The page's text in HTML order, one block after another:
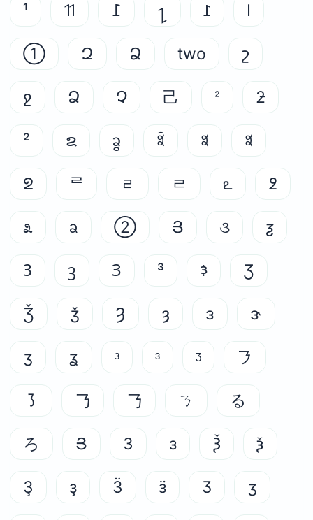
¹ ꔔ ߁ ႑ ꛬ Ι
① Զ Ձ two շ
ջ Ձ Չ ⼰ ᒾ ƻ
² ຂ ᦧ ꎾ ꎿ ꒺
ᘖ ᄅ ᆯ ㄹ ఽ ߶
೩ ᨡ ② Յ ૩ ƺ
Ꝫ ꝫ Ɜ ³ ꛌ Ʒ
Ǯ ǯ Ȝ ȝ ɜ ɝ
ʒ ʓ ᵌ ᶟ ᶾ ㇋
㇌ ㇡ ㇡ ㄋ る
ろ Յ З з Ѯ ѯ
Ҙ ҙ Ӟ ӟ Ӡ ӡ